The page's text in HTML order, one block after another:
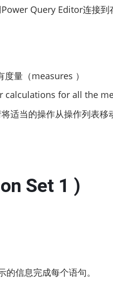
Query Editor连接
量（measures ）
calculations for all the
适当的操作从操作列表移
Set 1 )
信息完成每个语句。